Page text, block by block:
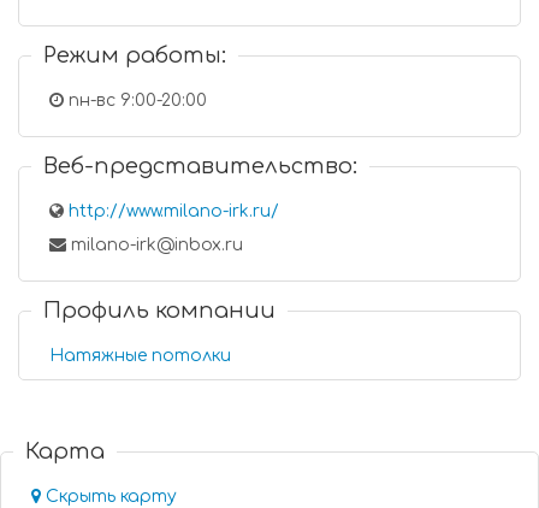
Режим работы:
пн-вс 9:00-20:00
Веб-представительство:
http://www.milano-irk.ru/
milano-irk@inbox.ru
Профиль компании
Натяжные потолки
Карта
Скрыть карту